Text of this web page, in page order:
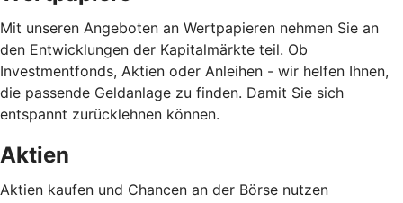
Mit unseren Angeboten an Wertpapieren nehmen Sie an
den Entwicklungen der Kapitalmärkte teil. Ob
Investmentfonds, Aktien oder Anleihen - wir helfen Ihnen,
die passende Geldanlage zu finden. Damit Sie sich
entspannt zurücklehnen können.
Aktien
Aktien kaufen und Chancen an der Börse nutzen